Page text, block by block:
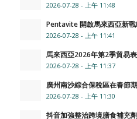
2026-07-28 - 上午 11:48
Pentavite 開啟馬來西亞新
2026-07-28 - 上午 11:41
馬來西亞2026年第2季貿易
2026-07-28 - 上午 11:37
廣州南沙綜合保稅區在春節
2026-07-28 - 上午 11:30
抖音加強整治跨境膳食補充